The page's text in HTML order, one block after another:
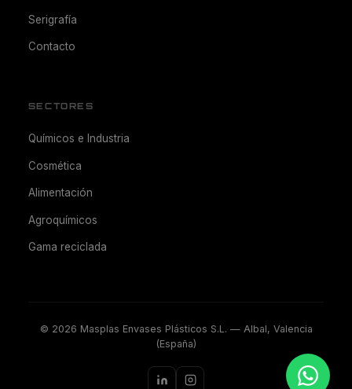
Serigrafía
Contacto
SECTORES
Químicos e Industria
Cosmética
Alimentación
Agroquímicos
Gama reciclada
© 2026 Masplas Envases Plásticos S.L. — Albal, Valencia
(España)